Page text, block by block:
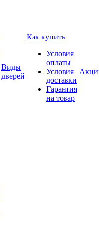
Виды
дверей
Как купить
Условия
оплаты
Условия
доставки
Гарантия
на товар